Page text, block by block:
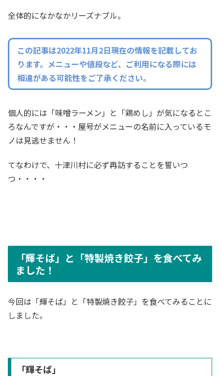
全体的になかなかリーズナブル。
この記事は2022年11月2日現在の情報を記載してお
ります。メニューや値段など、ご利用になる際には
相違がある可能性をご了承ください。
個人的には「味噌ラーメン」と「鶏めし」が気になるとこ
ろなんですが・・・屋号がメニューの名前に入っているモ
ノは見逃せません！
てなわけで、十津川村に必ず再訪することを誓いつ
つ・・・・
「輝そば」と「特製焼き餃子」を食べてみ
ました！
今回は「輝そば」と「特製焼き餃子」を食べてみることに
しました。
「輝そば」